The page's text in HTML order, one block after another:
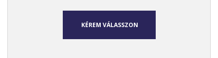
KÉREM VÁLASSZON